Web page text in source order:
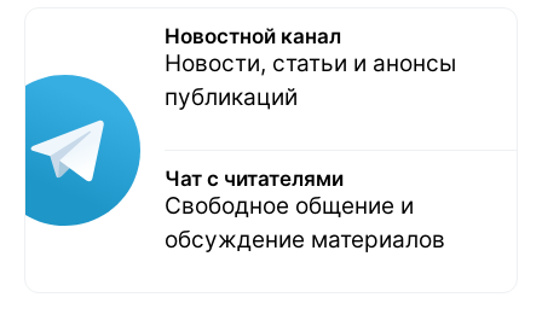
Новостной канал
Новости, статьи и анонсы
публикаций
Чат с читателями
Свободное общение и
обсуждение материалов